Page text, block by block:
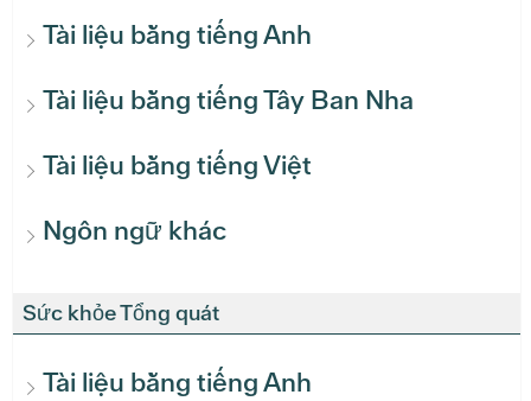
Tài liệu bằng tiếng Anh
Tài liệu bằng tiếng Tây Ban Nha
Tài liệu bằng tiếng Việt
Ngôn ngữ khác
Sức khỏe Tổng quát
Tài liệu bằng tiếng Anh